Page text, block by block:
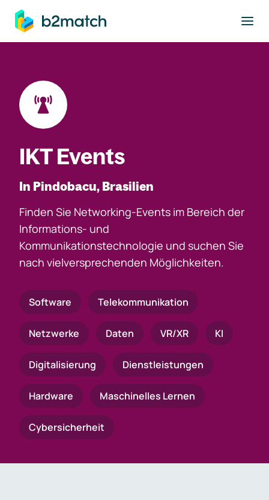
springen
IKT Events
In Pindobacu, Brasilien
Finden Sie Networking-Events im Bereich der
Informations- und
Kommunikationstechnologie und suchen Sie
nach vielversprechenden Möglichkeiten.
Software Telekommunikation
Netzwerke Daten VR/XR KI
Digitalisierung Dienstleistungen
Hardware Maschinelles Lernen
Cybersicherheit